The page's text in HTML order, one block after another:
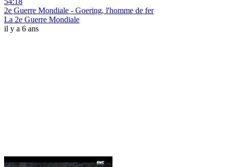
2e Guerre Mondiale - Goering, l'homme de fer
La 2e Guerre Mondiale
il y a 6 ans